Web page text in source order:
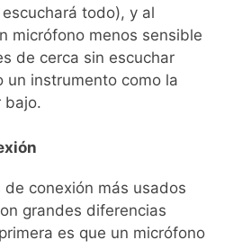
todo), y al
micrófono menos sensible
de cerca sin escuchar
un instrumento como la
bajo.
conexión más usados
grandes diferencias
es que un micrófono